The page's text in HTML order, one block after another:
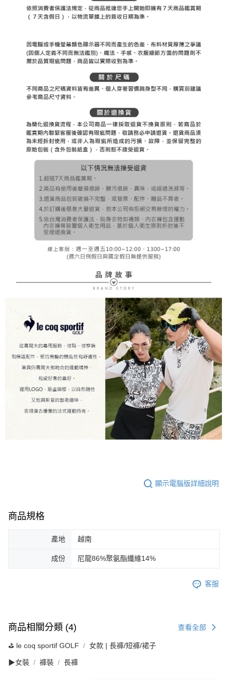
顯示電腦版詳細說明
商品規格
產地 越南
成份 尼龍86%聚氨酯纖維14%
客服
商品相關分類 (4) 查看全部
⛳️ le coq sportif GOLF 女款 | 長褲/短褲/裙子
▶女裝 褲裝 長褲